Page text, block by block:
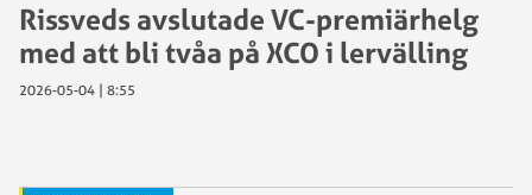
Rissveds avslutade VC-premiärhelg
med att bli tvåa på XCO i lervälling
2026-05-04 | 8:55